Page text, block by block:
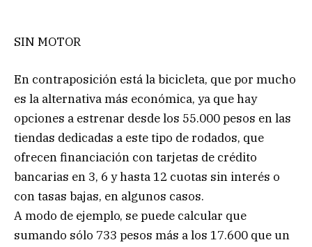
SIN MOTOR
En contraposición está la bicicleta, que por mucho
es la alternativa más económica, ya que hay
opciones a estrenar desde los 55.000 pesos en las
tiendas dedicadas a este tipo de rodados, que
ofrecen financiación con tarjetas de crédito
bancarias en 3, 6 y hasta 12 cuotas sin interés o
con tasas bajas, en algunos casos.
A modo de ejemplo, se puede calcular que
sumando sólo 733 pesos más a los 17.600 que un